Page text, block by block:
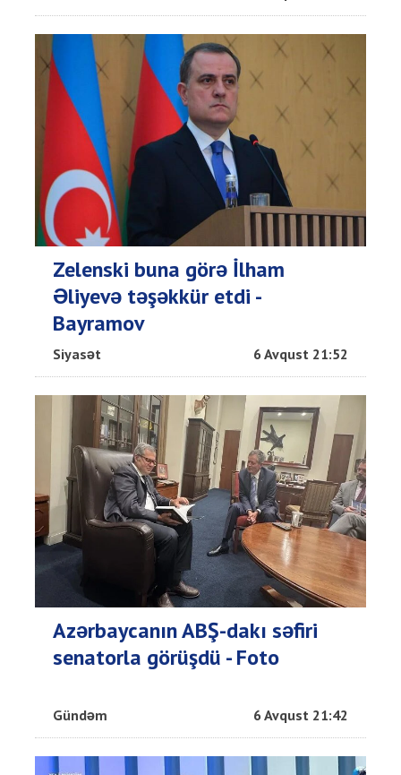
Zelenski buna görə İlham
Əliyevə təşəkkür etdi -
Bayramov
Siyasət 6 Avqust 21:52
Azərbaycanın ABŞ-dakı səfiri
senatorla görüşdü - Foto
Gündəm 6 Avqust 21:42